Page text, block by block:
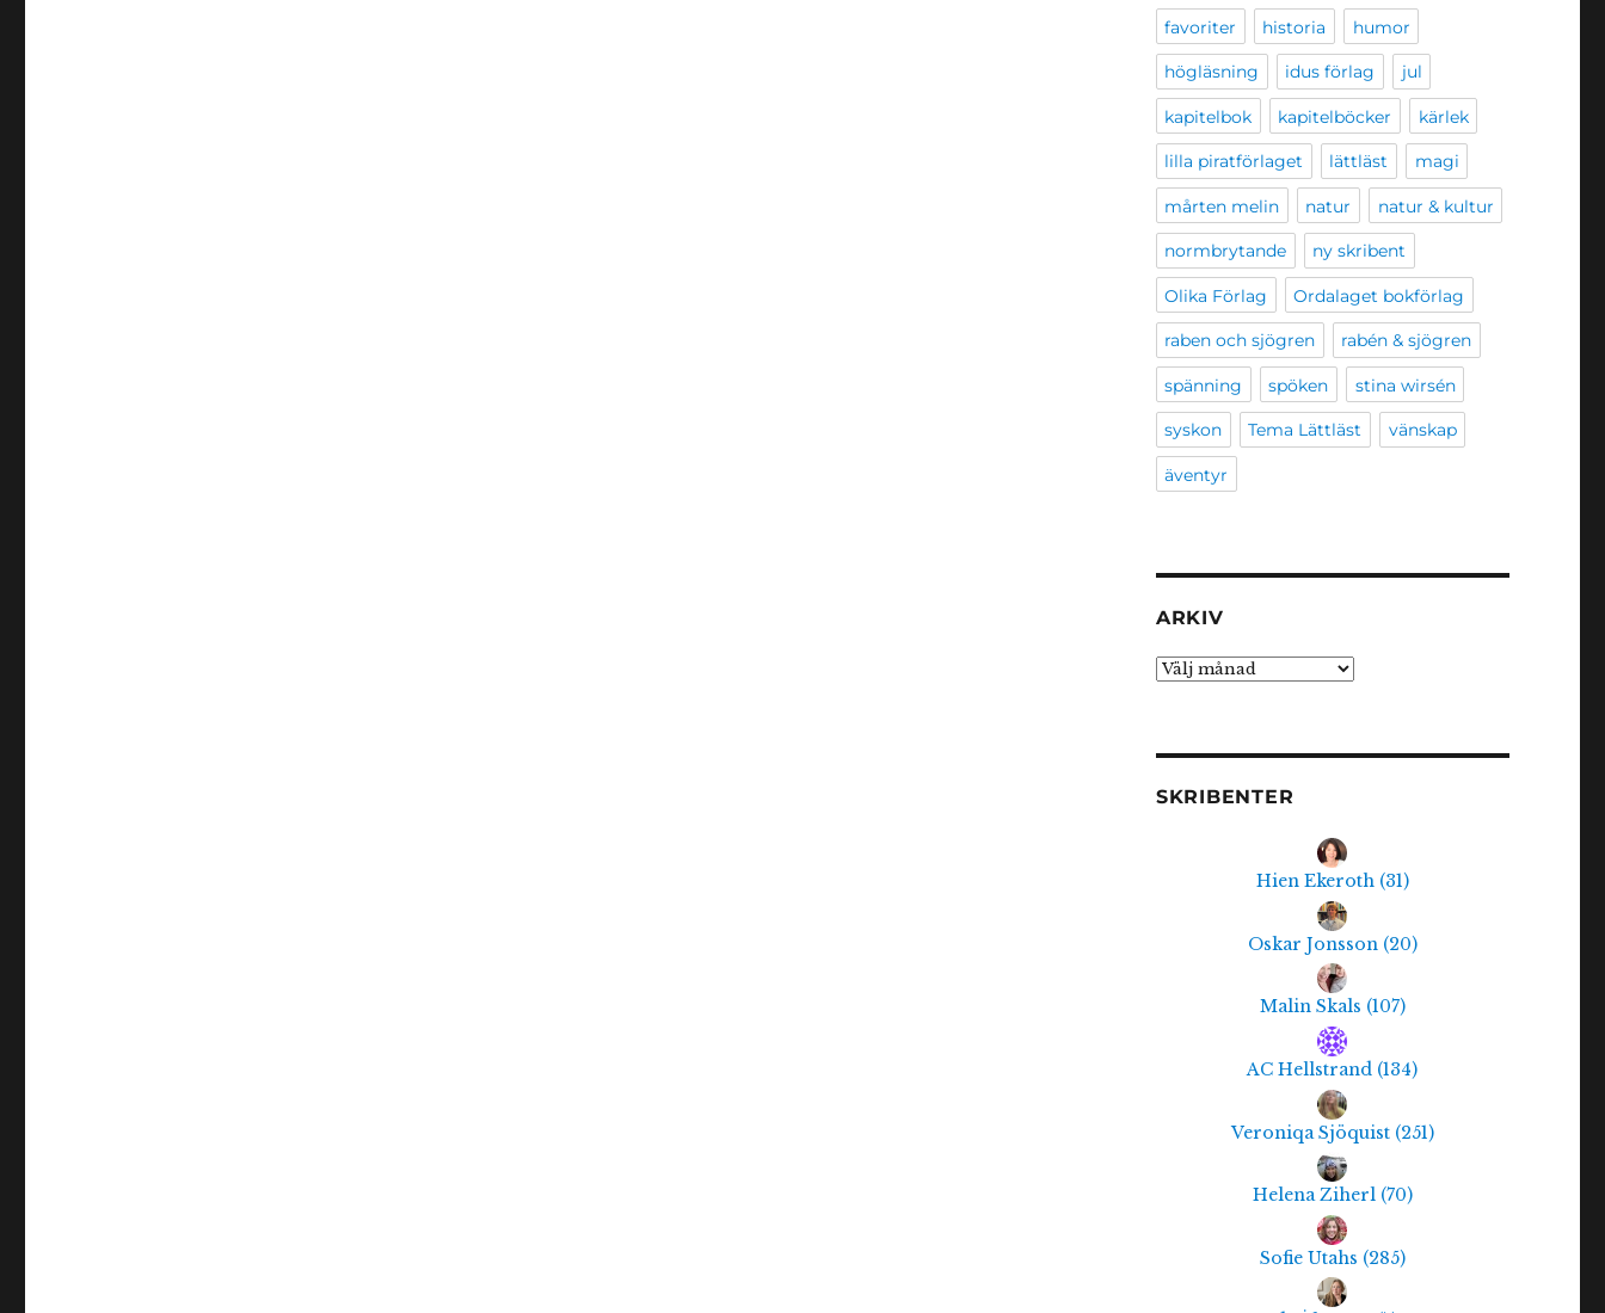
favoriter historia humor
högläsning idus förlag jul
kapitelbok kapitelböcker kärlek
lilla piratförlaget lättläst magi
mårten melin natur natur & kultur
normbrytande ny skribent
Olika Förlag Ordalaget bokförlag
raben och sjögren rabén & sjögren
spänning spöken stina wirsén
syskon Tema Lättläst vänskap
äventyr
ARKIV
Arkiv
SKRIBENTER
Hien Ekeroth (31)
Oskar Jonsson (20)
Malin Skals (107)
AC Hellstrand (134)
Veroniqa Sjöquist (251)
Helena Ziherl (70)
Sofie Utahs (285)